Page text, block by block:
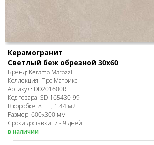
Керамогранит
Cветлый беж обрезной 30x60
Бренд: Kerama Marazzi
Коллекция: Про Матрикс
Артикул: DD201600R
Код товара: SD-165430-99
В коробке: 8 шт, 1.44 м2
Размер: 600x300 мм
Сроки доставки: 7 - 9 дней
в наличии